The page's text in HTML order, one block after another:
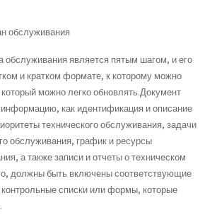
обслуживания
обслуживания является пятым шагом, и его
и кратком формате, к которому можно
можно легко обновлять.Документ
как идентификация и описание
технического обслуживания, задачи
обслуживания, график и ресурсы
а также записи и отчеты о техническом
должны быть включены соответствующие
списки или формы, которые